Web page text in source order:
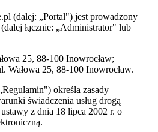
(dalej: „Portal") jest prowadzony
łącznie: „Administrator" lub
25, 88-100 Inowrocław;
Wałowa 25, 88-100 Inowrocław.
określa zasady
świadczenia usług drogą
z dnia 18 lipca 2002 r. o